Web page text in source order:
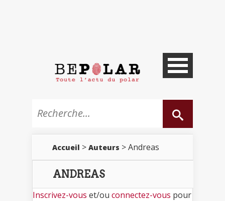
Accueil > Auteurs > Andreas
ANDREAS
Inscrivez-vous et/ou connectez-vous pour